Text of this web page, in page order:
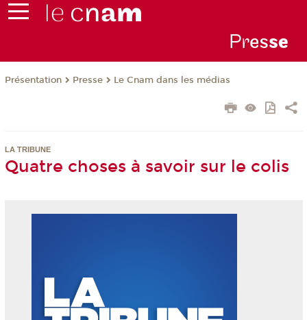
Presse
Présentation Presse Le Cnam dans les médias
LA TRIBUNE
Quatre choses à savoir sur le colis